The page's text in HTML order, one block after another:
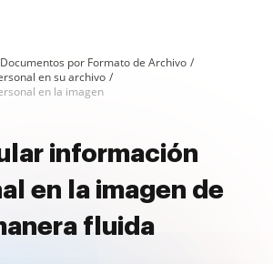
Documentos por Formato de Archivo
en su archivo
en la imagen
información
en la imagen de
fluida